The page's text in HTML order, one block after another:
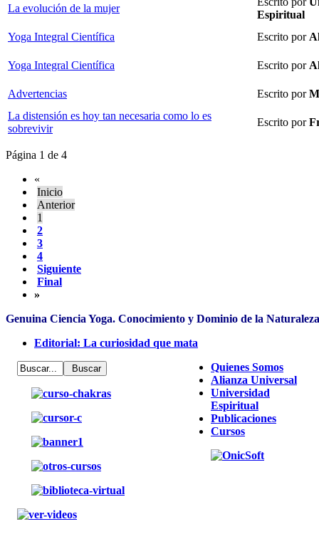
La evolución de la mujer
Espiritual
Yoga Integral Científica
Escrito por
Yoga Integral Científica Escrito por
Advertencias Escrito por
La distensión es hoy tan necesaria como lo es
sobrevivir
Escrito por
Página 1 de 4
«
Inicio
Anterior
1
2
3
4
Siguiente
Final
»
Genuina Ciencia Yoga. Conocimiento y Dominio de la
Editorial: La curiosidad que mata
Quienes Somos
Alianza Universal
Universidad
Espiritual
Publicaciones
Cursos